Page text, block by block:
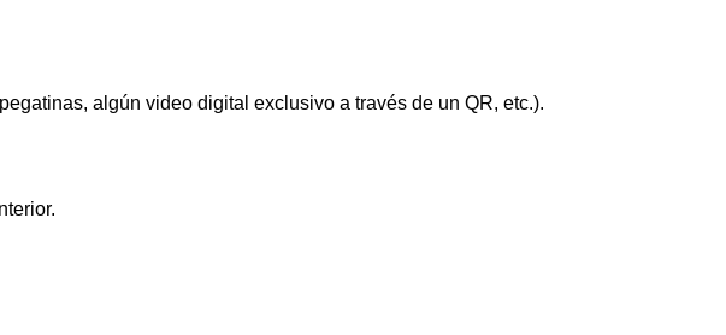
algún video digital exclusivo a través de un QR, etc.).